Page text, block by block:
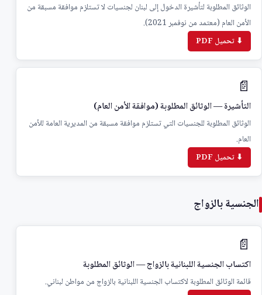
الوثائق المطلوبة لتأشيرة الدخول إلى لبنان لجنسيات لا تستلزم موافقة مسبقة من
الأمن العام (معتمد من نوفمبر 2021).
⬇ تحميل PDF
📄
التأشيرة — الوثائق المطلوبة (موافقة الأمن العام)
الوثائق المطلوبة للجنسيات التي تستلزم موافقة مسبقة من المديرية العامة للأمن
العام.
⬇ تحميل PDF
الجنسية بالزواج
📄
اكتساب الجنسية اللبنانية بالزواج — الوثائق المطلوبة
قائمة الوثائق المطلوبة لاكتساب الجنسية اللبنانية بالزواج من مواطن لبناني.